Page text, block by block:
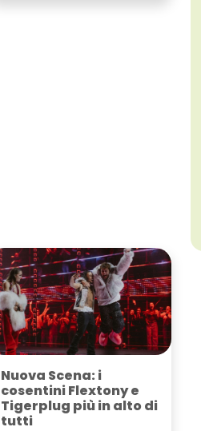
Nuova Scena: i
cosentini Flextony e
Tigerplug più in alto di
tutti